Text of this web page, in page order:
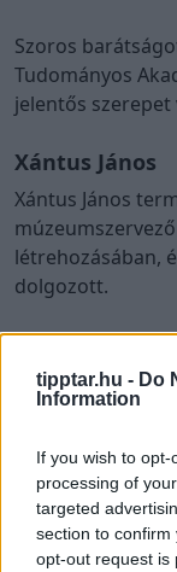
tipptar.hu - Do
Information
If you wish to
processing of
targeted
section to
opt-out request is
Szoros
Tudományos
jelentős
Xántus János
Xántus János
létrehozásában,
dolgozott.
és néprajzi
Munkássága
Pilinszky János
Pilinszky János
legnagyobb